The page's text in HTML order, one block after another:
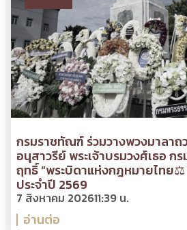
กรมราชทัณฑ์ ร่วมวางพวงมาลาถ
อนุสาวรีย์ พระเจ้าบรมวงศ์เธอ ก
ฤทธิ์ “พระบิดาแห่งกฎหมายไทย⚖
ประจำปี 2569
7 สิงหาคม 202611:39 น.
อ่านต่อ